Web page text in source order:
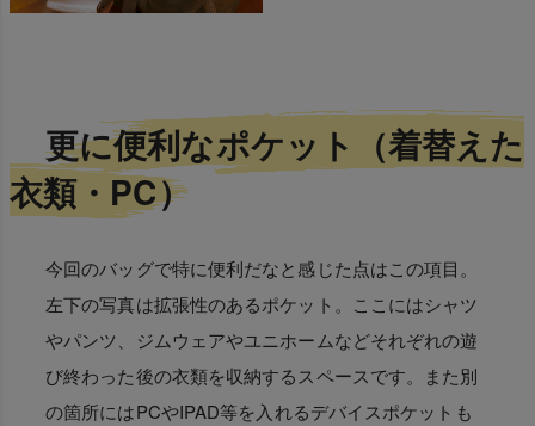
更に便利なポケット（着替えた
衣類・PC）
今回のバッグで特に便利だなと感じた点はこの項目。
左下の写真は拡張性のあるポケット。ここにはシャツ
やパンツ、ジムウェアやユニホームなどそれぞれの遊
び終わった後の衣類を収納するスペースです。また別
の箇所にはPCやIPAD等を入れるデバイスポケットも